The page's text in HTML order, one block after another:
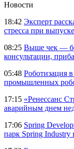
Новости
18:42 Эксперт
стресса при
08:25 Выше чек —
консультации,
05:48 Роботизация
промышленных
17:15 «Ренессанс
аварийным днем
17:06 Spring
парк Spring